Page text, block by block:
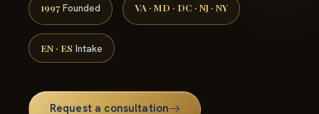
1997 Founded VA · MD · DC · NJ · NY
EN · ES Intake
Request a consultation